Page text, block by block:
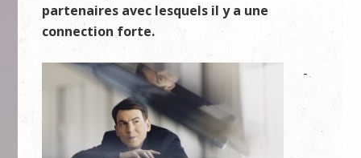
partenaires avec lesquels il y a une
connection forte.
-